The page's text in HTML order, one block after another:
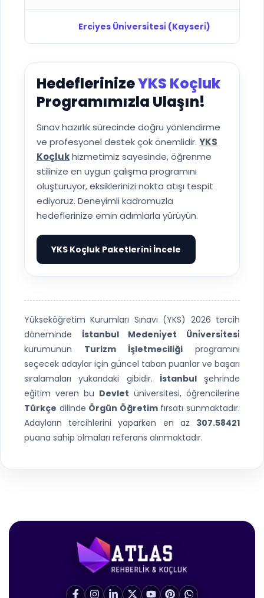
Erci̇yes Üni̇versi̇tesi̇ (Kayseri̇)
HedeflerinizeYKS Koçluk
Programımızla Ulaşın!
Sınav hazırlık sürecinde doğru yönlendirme
ve profesyonel destek çok önemlidir. YKS
Koçlukhizmetimiz sayesinde, öğrenme
stilinize en uygun çalışma programını
oluşturuyor, eksiklerinizi nokta atışı tespit
ediyoruz. Deneyimli kadromuzla
hedeflerinize emin adımlarla yürüyün.
YKS Koçluk Paketlerini İncele
▶
Yükseköğretim Kurumları Sınavı (YKS) 2026 tercih
döneminde İstanbul Medeni̇yet Üni̇versi̇tesi̇
kurumunun Turizm İşletmeciliği programını
seçecek adaylar için güncel taban puanlar ve başarı
sıralamaları yukarıdaki gibidir. İstanbulşehrinde
eğitim veren bu Devlet üniversitesi, öğrencilerine
Türkçe dilinde Örgün Öğretimfırsatı sunmaktadır.
Adayların tercihlerini yaparken en az 307.58421
puana sahip olmaları referans alınmaktadır.